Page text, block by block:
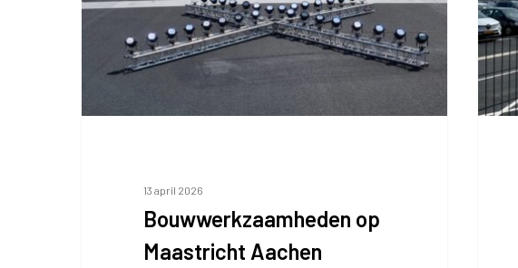
13 april 2026
Bouwwerkzaamheden op
Maastricht Aachen
voor
reizen
vanaf
17
april